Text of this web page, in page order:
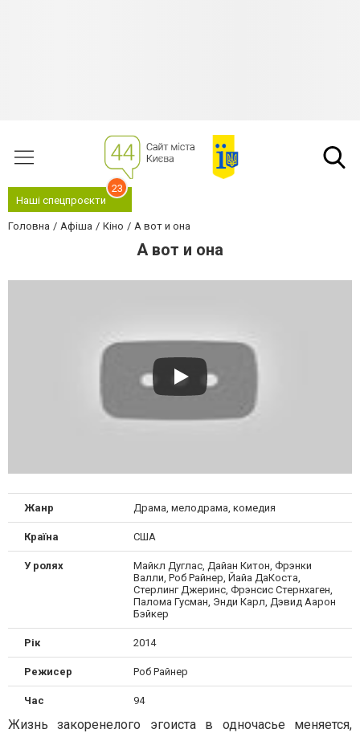
Наші спецпроєкти
23
Головна Афіша Кіно А вот и она
А вот и она
Жанр Драма, мелодрама, комедия
Країна США
У ролях
Майкл Дуглас, Дайан Китон, Фрэнки
Валли, Роб Райнер, Йайа ДаКоста,
Стерлинг Джеринс, Фрэнсис Стернхаген,
Палома Гусман, Энди Карл, Дэвид Аарон
Бэйкер
Рік 2014
Режисер Роб Райнер
Час 94
Жизнь закоренелого эгоиста в одночасье меняется,